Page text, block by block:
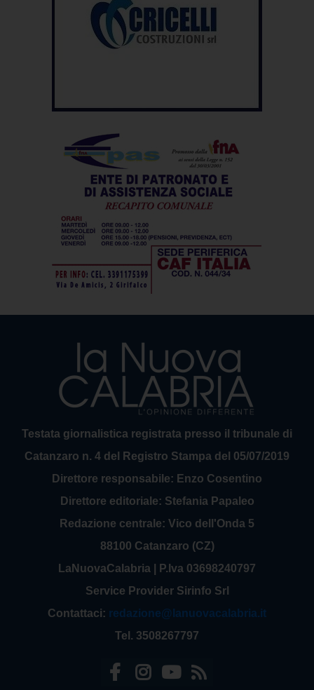
Testata giornalistica registrata presso il tribunale di
Catanzaro n. 4 del Registro Stampa del 05/07/2019
Direttore responsabile: Enzo Cosentino
Direttore editoriale: Stefania Papaleo
Redazione centrale: Vico dell'Onda 5
88100 Catanzaro (CZ)
LaNuovaCalabria | P.Iva 03698240797
Service Provider Sirinfo Srl
Contattaci: redazione@lanuovacalabria.it
Tel. 3508267797